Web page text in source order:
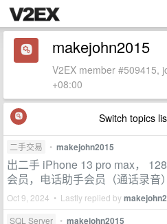
makejohn2015
V2EX member #509415,
+08:00
Switch topics
二手交易 • makejohn2015
出二手 iPhone 13 pro max，
会员，电话助手会员（通话录音）
Oct 9, 2024 • Lastly replied by
SQL Server • makejohn2015